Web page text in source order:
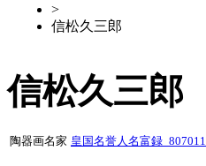
>
信松久三郎
信松久三郎
陶器画名家 皇国名誉人名富録_807011